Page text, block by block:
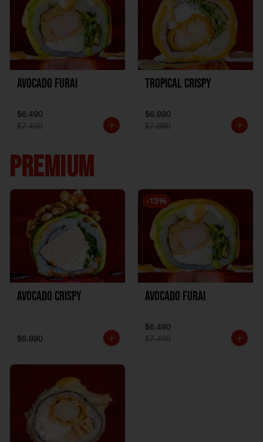
Avocado Furai
$6.490
$7.490
Tropical crispy
$6.990
$7.990
PREMIUM
Avocado Crispy
$6.990
-13%
Avocado Furai
$6.490
$7.490